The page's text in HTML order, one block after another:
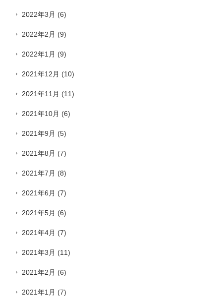
2022年3月 (6)
2022年2月 (9)
2022年1月 (9)
2021年12月 (10)
2021年11月 (11)
2021年10月 (6)
2021年9月 (5)
2021年8月 (7)
2021年7月 (8)
2021年6月 (7)
2021年5月 (6)
2021年4月 (7)
2021年3月 (11)
2021年2月 (6)
2021年1月 (7)